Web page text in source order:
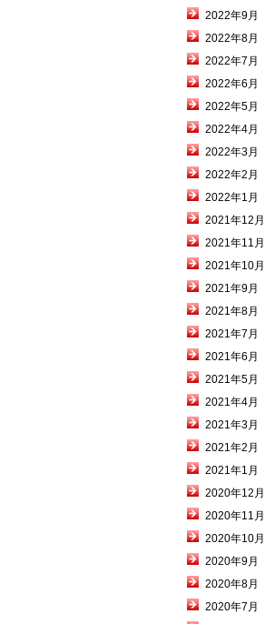
2022年9月
2022年8月
2022年7月
2022年6月
2022年5月
2022年4月
2022年3月
2022年2月
2022年1月
2021年12月
2021年11月
2021年10月
2021年9月
2021年8月
2021年7月
2021年6月
2021年5月
2021年4月
2021年3月
2021年2月
2021年1月
2020年12月
2020年11月
2020年10月
2020年9月
2020年8月
2020年7月